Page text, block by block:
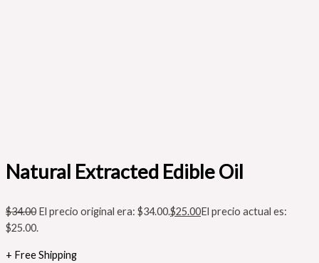
Natural Extracted Edible Oil
$34.00 El precio original era: $34.00.$25.00El precio actual es:
$25.00.
+ Free Shipping